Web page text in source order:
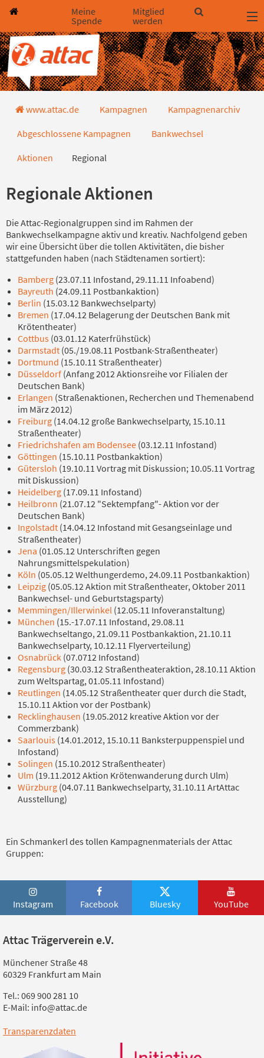
Direkt zum Hauptinhalt springen
Direkt zur Haupt-Navigation springen
Direkt zur Service-Navigation springen
Direkt zur Footer-Navigation springen
Direkt zum Footerinhalt springen
Meine
Spende
Mitglied
werden
Regional
www.attac.de Kampagnen Kampagnenarchiv
Abgeschlossene Kampagnen Bankwechsel
Aktionen Regional
Regionale Aktionen
Die Attac-Regionalgruppen sind im Rahmen der
Bankwechselkampagne aktiv und kreativ. Nachfolgend geben
wir eine Übersicht über die tollen Aktivitäten, die bisher
stattgefunden haben (nach Städtenamen sortiert):
Bamberg (23.07.11 Infostand, 29.11.11 Infoabend)
Bayreuth (24.09.11 Postbankaktion)
Berlin (15.03.12 Bankwechselparty)
Bremen (17.04.12 Belagerung der Deutschen Bank mit
Krötentheater)
Cottbus (03.01.12 Katerfrühstück)
Darmstadt (05./19.08.11 Postbank-Straßentheater)
Dortmund (15.10.11 Straßentheater)
Düsseldorf (Anfang 2012 Aktionsreihe vor Filialen der
Deutschen Bank)
Erlangen (Straßenaktionen, Recherchen und Themenabend
im März 2012)
Freiburg (14.04.12 große Bankwechselparty, 15.10.11
Straßentheater)
Friedrichshafen am Bodensee (03.12.11 Infostand)
Göttingen (15.10.11 Postbankaktion)
Gütersloh (19.10.11 Vortrag mit Diskussion; 10.05.11 Vortrag
mit Diskussion)
Heidelberg (17.09.11 Infostand)
Heilbronn (21.07.12 "Sektempfang"- Aktion vor der
Deutschen Bank)
Ingolstadt (14.04.12 Infostand mit Gesangseinlage und
Straßentheater)
Jena (01.05.12 Unterschriften gegen
Nahrungsmittelspekulation)
Köln (05.05.12 Welthungerdemo, 24.09.11 Postbankaktion)
Leipzig (05.05.12 Aktion mit Straßentheater, Oktober 2011
Bankwechsel- und Geburtstagsparty)
Memmingen/Illerwinkel (12.05.11 Infoveranstaltung)
München (15.-17.07.11 Infostand, 29.08.11
Bankwechseltango, 21.09.11 Postbankaktion, 21.10.11
Bankwechselparty, 10.12.11 Flyerverteilung)
Osnabrück (07.0712 Infostand)
Regensburg (30.03.12 Straßentheateraktion, 28.10.11 Aktion
zum Weltspartag, 01.05.11 Infostand)
Reutlingen (14.05.12 Straßentheater quer durch die Stadt,
15.10.11 Aktion vor der Postbank)
Recklinghausen (19.05.2012 kreative Aktion vor der
Commerzbank)
Saarlouis (14.01.2012, 15.10.11 Banksterpuppenspiel und
Infostand)
Solingen (15.10.2012 Straßentheater)
Ulm (19.11.2012 Aktion Krötenwanderung durch Ulm)
Würzburg (04.07.11 Bankwechselparty, 31.10.11 ArtAttac
Ausstellung)
Ein Schmankerl des tollen Kampagnenmaterials der Attac
Gruppen:
Instagram Facebook Bluesky YouTube
Attac Trägerverein e.V.
Münchener Straße 48
60329 Frankfurt am Main
Tel.: 069 900 281 10
E-Mail: info@attac.de
Transparenzdaten